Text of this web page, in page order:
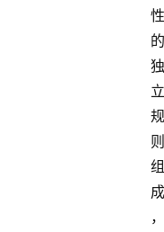
性
的
独
立
规
则
组
成
，